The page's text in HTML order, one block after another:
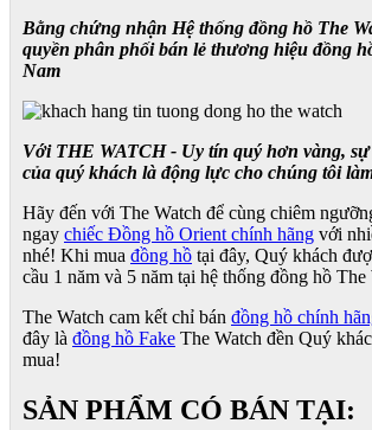
Bằng chứng nhận Hệ thống đồng hồ The
quyền phân phối bán lẻ thương hiệu đồng
Nam
Với THE WATCH - Uy tín quý hơn vàng,
của quý khách là động lực cho chúng tôi
Hãy đến với The Watch để cùng chiêm
ngay chiếc Đồng hồ Orient chính hãng với
nhé! Khi mua đồng hồ tại đây, Quý khách
cầu 1 năm và 5 năm tại hệ thống đồng hồ The
The Watch cam kết chỉ bán đồng hồ chính
đây là đồng hồ Fake The Watch đền Quý
mua!
SẢN PHẨM CÓ BÁN TẠI: